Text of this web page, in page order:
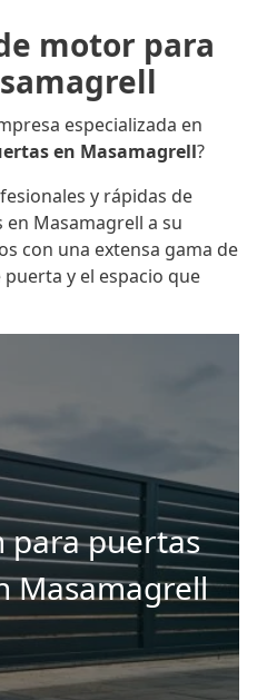
motor para
especializada en
en Masamagrell?
y rápidas de
Masamagrell a su
con una extensa gama de
y el espacio que
para puertas
Masamagrell